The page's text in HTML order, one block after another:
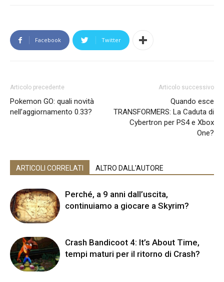
Facebook Twitter
Articolo precedente
Pokemon GO: quali novità
nell’aggiornamento 0.33?
Articolo successivo
Quando esce
TRANSFORMERS: La Caduta di
Cybertron per PS4 e Xbox
One?
ARTICOLI CORRELATI ALTRO DALL'AUTORE
Perché, a 9 anni dall’uscita,
continuiamo a giocare a Skyrim?
Crash Bandicoot 4: It’s About Time,
tempi maturi per il ritorno di Crash?